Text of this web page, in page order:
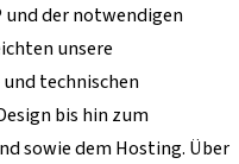
und der notwendigen
unsere
technischen
bis hin zum
sowie dem Hosting. Über